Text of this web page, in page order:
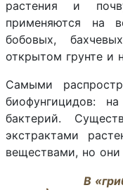
растения и
применяются на
бобовых,
открытом грунте и
Самыми
биофунгицидов:
бактерий.
экстрактами
веществами, но они
В